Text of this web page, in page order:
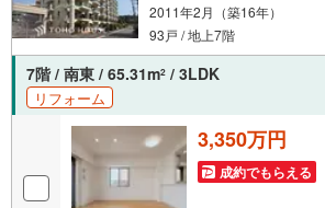
2011年2月（築16年）
93戸 / 地上7階
7階 / 南東 / 65.31m2 / 3LDK
リフォーム
3,350万円
成約でもらえる